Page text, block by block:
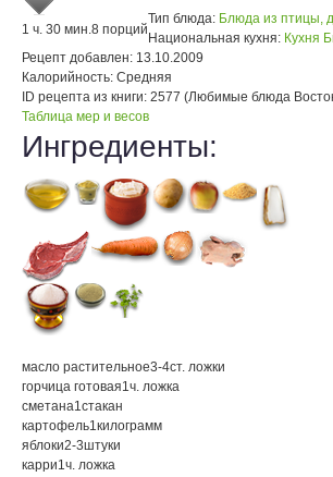
1 ч. 30 мин.8 порций
Тип блюда: Блюда из птицы,
Национальная кухня: Кухня
Рецепт добавлен: 13.10.2009
Калорийность: Средняя
ID рецепта из книги: 2577 (Любимые блюда
Таблица мер и весов
Ингредиенты:
масло растительное3-4ст. ложки
горчица готовая1ч. ложка
сметана1стакан
картофель1килограмм
яблоки2-3штуки
карри1ч. ложка